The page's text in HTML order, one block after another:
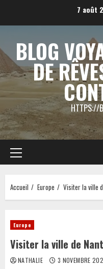
7 août
BLOG
DE
HTTPS://
Menu
principal
Accueil Europe Visiter la ville
Europe
Visiter la ville de
NATHALIE 3 NOVEMBRE